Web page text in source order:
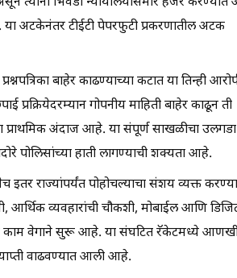
या अटकेनंतर टीईटी पेपरफुटी प्रकरणातील अटक
बाहेर काढण्याच्या कटात या तिन्ही
प्रक्रियेदरम्यान गोपनीय माहिती बाहेर काढून ती
प्राथमिक अंदाज आहे. या संपूर्ण साखळीचा उलगडा
पोलिसांच्या हाती लागण्याची शक्यता आहे.
इतर राज्यांपर्यंत पोहोचल्याचा संशय व्यक्त
व्यवहारांची चौकशी, मोबाईल आणि
काम वेगाने सुरू आहे. या संघटित रॅकेटमध्ये
वाढवण्यात आली आहे.